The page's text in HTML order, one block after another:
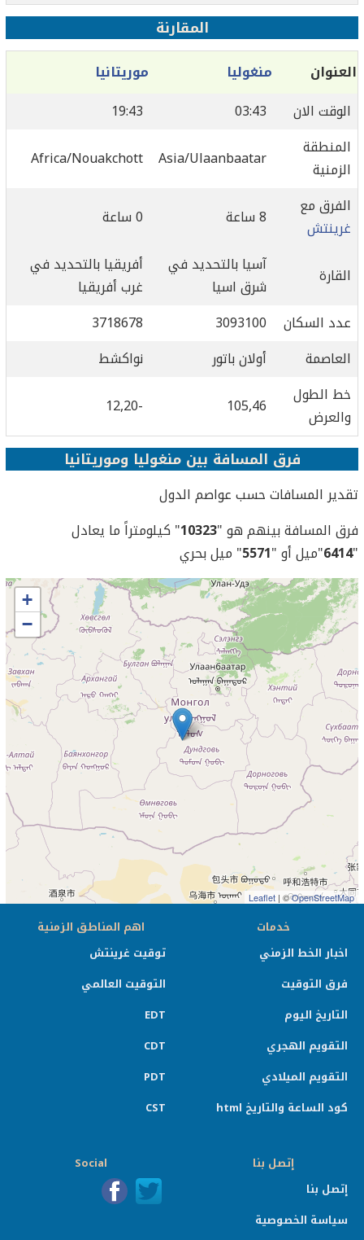
المقارنة
العنوان منغوليا
موريتانيا
الوقت الان
03:43
19:43
المنطقة
الزمنية
Asia/Ulaanbaatar
Africa/Nouakchott
الفرق مع
غرينتش
8 ساعة 0 ساعة
القارة
آسيا بالتحديد في
شرق اسيا
أفريقيا بالتحديد في
غرب أفريقيا
عدد السكان
3093100
3718678
العاصمة
أولان باتور
نواكشط
خط الطول
والعرض
105,46
-12,20
فرق المسافة بين منغوليا وموريتانيا
تقدير المسافات حسب عواصم الدول
فرق المسافة بينهم هو "10323" كيلومتراً ما يعادل
"
6414"ميل أو "5571" ميل بحري
+
−
Leaflet | ©OpenStreetMap
خدمات
اخبار الخط الزمني
فرق التوقيت
التاريخ اليوم
التقويم الهجري
التقويم الميلادي
كود الساعة والتاريخ html
اهم المناطق الزمنية
توقيت غرينتش
التوقيت العالمي
EDT
CDT
PDT
CST
إتصل بنا
إتصل بنا
سياسة الخصوصية
Social